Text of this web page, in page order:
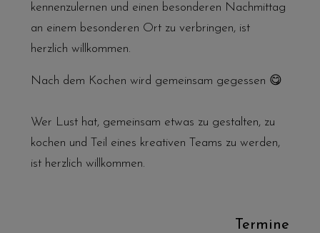
kennenzulernen und einen besonderen Nachmittag
an einem besonderen Ort zu verbringen, ist
herzlich willkommen.
Nach dem Kochen wird gemeinsam gegessen 😋
Wer Lust hat, gemeinsam etwas zu gestalten, zu
kochen und Teil eines kreativen Teams zu werden,
ist herzlich willkommen.
Termine